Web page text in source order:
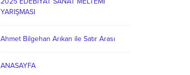
YARIŞMASI
Ahmet Bilgehan Arıkan ile Satır Arası
ANASAYFA